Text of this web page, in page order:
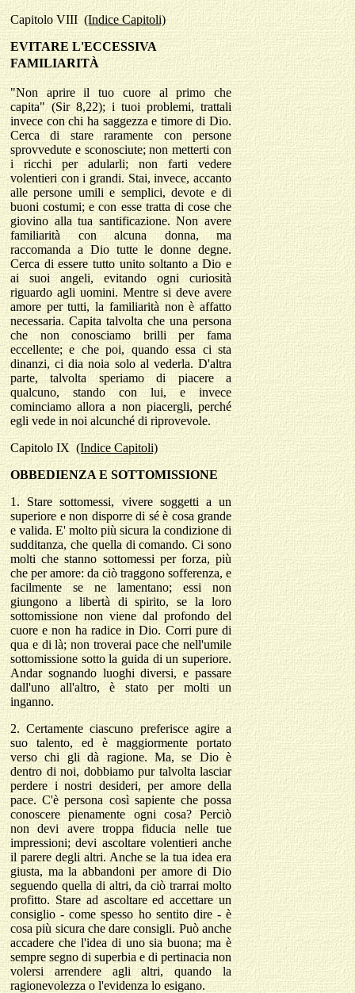
Capitolo VIII (Indice Capitoli)
EVITARE L'ECCESSIVA
FAMILIARITÀ
"Non aprire il tuo cuore al primo che
capita" (Sir 8,22); i tuoi problemi, trattali
invece con chi ha saggezza e timore di Dio.
Cerca di stare raramente con persone
sprovvedute e sconosciute; non metterti con
i ricchi per adularli; non farti vedere
volentieri con i grandi. Stai, invece, accanto
alle persone umili e semplici, devote e di
buoni costumi; e con esse tratta di cose che
giovino alla tua santificazione. Non avere
familiarità con alcuna donna, ma
raccomanda a Dio tutte le donne degne.
Cerca di essere tutto unito soltanto a Dio e
ai suoi angeli, evitando ogni curiosità
riguardo agli uomini. Mentre si deve avere
amore per tutti, la familiarità non è affatto
necessaria. Capita talvolta che una persona
che non conosciamo brilli per fama
eccellente; e che poi, quando essa ci sta
dinanzi, ci dia noia solo al vederla. D'altra
parte, talvolta speriamo di piacere a
qualcuno, stando con lui, e invece
cominciamo allora a non piacergli, perché
egli vede in noi alcunché di riprovevole.
CapitoloIX (Indice Capitoli)
OBBEDIENZA E SOTTOMISSIONE
1.
Stare sottomessi, vivere soggetti a un
superiore e non disporre di sé è cosa grande
e valida. E' molto più sicura la condizione di
sudditanza, che quella di comando. Ci sono
molti che stanno sottomessi per forza, più
che per amore: da ciò traggono sofferenza, e
facilmente se ne lamentano; essi non
giungono a libertà di spirito, se la loro
sottomissione non viene dal profondo del
cuore e non ha radice in Dio. Corri pure di
qua e di là; non troverai pace che nell'umile
sottomissione sotto la guida di un superiore.
Andar sognando luoghi diversi, e passare
dall'uno all'altro, è stato per molti un
inganno.
2. Certamente ciascuno preferisce agire a
suo talento, ed è maggiormente portato
verso chi gli dà ragione. Ma, se Dio è
dentro di noi, dobbiamo pur talvolta lasciar
perdere i nostri desideri, per amore della
pace. C'è persona così sapiente che possa
conoscere pienamente ogni cosa? Perciò
non devi avere troppa fiducia nelle tue
impressioni; devi ascoltare volentieri anche
il parere degli altri. Anche se la tua idea era
giusta, ma la abbandoni per amore di Dio
seguendo quella di altri, da ciò trarrai molto
profitto. Stare ad ascoltare ed accettare un
consiglio - come spesso ho sentito dire - è
cosa più sicura che dare consigli. Può anche
accadere che l'idea di uno sia buona; ma è
sempre segno di superbia e di pertinacia non
volersi arrendere agli altri, quando la
ragionevolezza o l'evidenza lo esigano.